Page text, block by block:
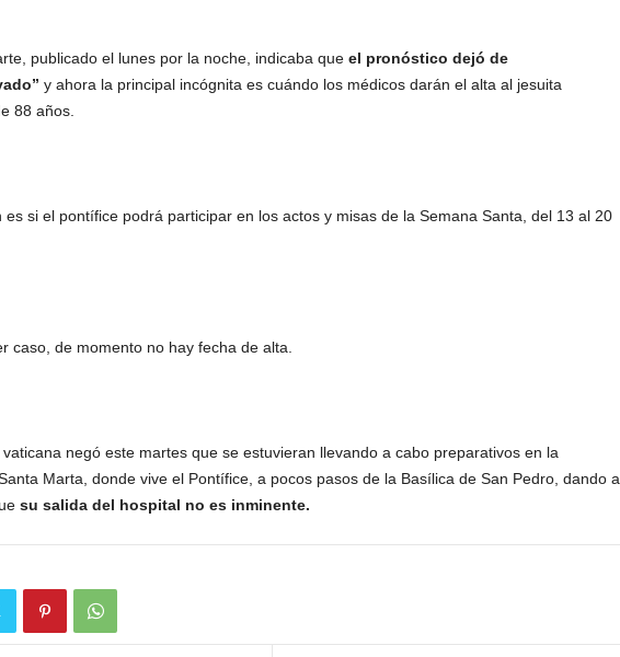
publicado el lunes por la noche, indicaba que el pronóstico dejó de
y ahora la principal incógnita es cuándo los médicos darán el alta al jesuita
88 años.
es si el pontífice podrá participar en los actos y misas de la Semana Santa, del 13 al 20
caso, de momento no hay fecha de alta.
negó este martes que se estuvieran llevando a cabo preparativos en la
Marta, donde vive el Pontífice, a pocos pasos de la Basílica de San Pedro, dando a
su salida del hospital no es inminente.